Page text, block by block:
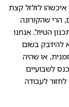
לזלזל קצת
הרי שהקורונה
הטיול. אנחנו
להידבק בשום
או שהיה
לשבועיים
לעבודה